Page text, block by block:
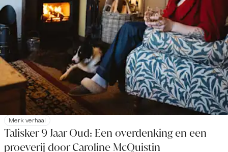
Merk verhaal
Talisker 9 Jaar Oud: Een overdenking en een
proeverij door Caroline McQuistin